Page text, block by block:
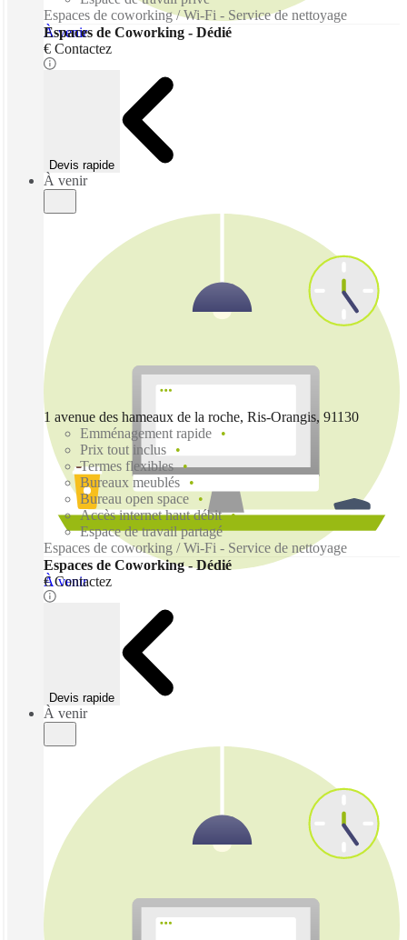
À venir
Espaces de coworking / Wi-Fi - Service de nettoyage
Espaces de Coworking - Dédié
€ Contactez
Devis rapide
À venir
À venir
1 avenue des hameaux de la roche, Ris-Orangis, 91130
Emménagement rapide
Prix tout inclus
Termes flexibles
Bureaux meublés
Bureau open space
Accès internet haut débit
Espace de travail partagé
Espaces de coworking / Wi-Fi - Service de nettoyage
Espaces de Coworking - Dédié
€ Contactez
Devis rapide
À venir